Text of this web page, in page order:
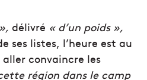
délivré « d’un poids »,
ses listes, l’heure est au
convaincre les
région dans le camp